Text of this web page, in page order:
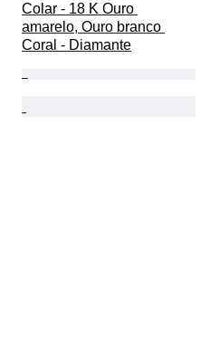
Colar - 18 K Ouro
amarelo, Ouro branco
Coral - Diamante